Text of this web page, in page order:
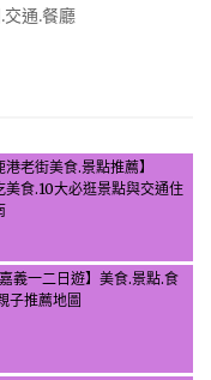
通.餐廳
港老街美食.景點推薦】
食.10大必逛景點與交通住
義一二日遊】美食.景點.食
子推薦地圖